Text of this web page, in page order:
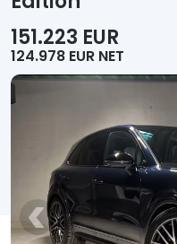
Motociclete
Autoutilitare
Alte tipuri vehicule
Despre Noi
151.223 EUR
124.978 EUR NET